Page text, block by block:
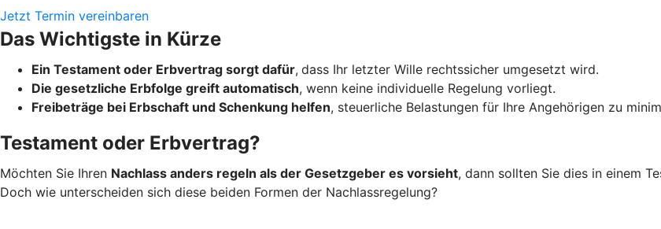
Jetzt Termin vereinbaren
Das Wichtigste in Kürze
Ein Testament oder Erbvertrag sorgt dafür, dass Ihr letzter Wille rechtssicher umgesetzt wird.
Die gesetzliche Erbfolge greift automatisch, wenn keine individuelle Regelung vorliegt.
Freibeträge bei Erbschaft und Schenkung helfen, steuerliche Belastungen für Ihre Angehörigen zu
Testament oder Erbvertrag?
Möchten Sie Ihren Nachlass anders regeln als der Gesetzgeber es vorsieht, dann sollten Sie dies in einem
Doch wie unterscheiden sich diese beiden Formen der Nachlassregelung?